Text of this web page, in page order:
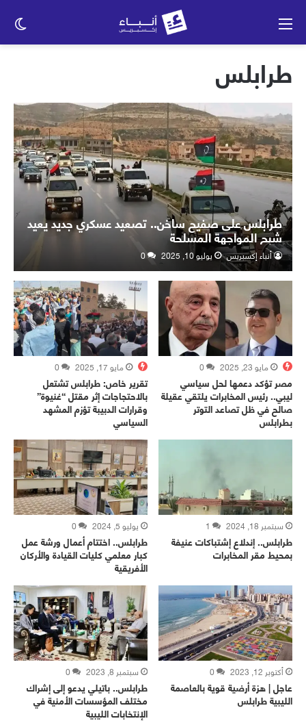
طرابلس
طرابلس على صفيح ساخن.. تصعيد عسكري جديد يعيد
شبح المواجهة المسلحة
أنباء إكسبريس يوليو 10, 2025 0
مايو 23, 2025 0
مصر تؤكد دعمها لحل سياسي
ليبي.. رئيس المخابرات يلتقي عقيلة
صالح في ظل تصاعد التوتر
بطرابلس
مايو 17, 2025 0
تقرير خاص: طرابلس تشتعل
بالاحتجاجات إثر مقتل “غنيوة”
وقرارات الدبيبة تؤزم المشهد
السياسي
سبتمبر 18, 2024 1
طرابلس.. إندلاع إشتباكات عنيفة
بمحيط مقر المخابرات
يوليو 5, 2024 0
طرابلس.. اختتام أعمال ورشة عمل
كبار معلمي كليات القيادة والأركان
الأفريقية
أكتوبر 12, 2023 0
عاجل | هزة أرضية قوية بالعاصمة
الليبية طرابلس
سبتمبر 8, 2023 0
طرابلس.. باتيلي يدعو إلى إشراك
مختلف المؤسسات الأمنية في
الإنتخابات الليبية